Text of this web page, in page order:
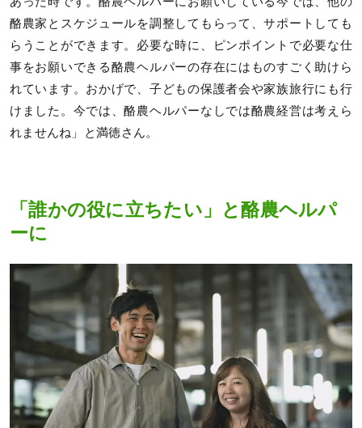
酪農家とスケジュールを調整してもらって、サポートしても
らうことができます。必要な時に、ピンポイントで必要な仕
事をお願いできる酪農ヘルパーの存在にはものすごく助けら
れています。おかげで、子どもの保護者会や家族旅行にも行
けました。今では、酪農ヘルパーなしでは酪農経営は考えら
れませんね」と満徳さん。
「誰かの役に立ちたい」と酪農ヘルパ
ーに